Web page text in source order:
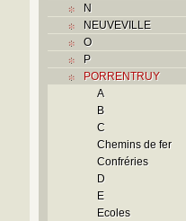
N
NEUVEVILLE
O
P
PORRENTRUY
A
B
C
Chemins de fer
Confréries
D
E
Ecoles